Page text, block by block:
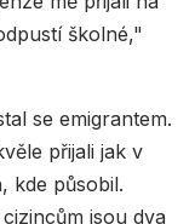
školné,"
se emigrantem.
přijali jak v
kde působil.
jsou dva